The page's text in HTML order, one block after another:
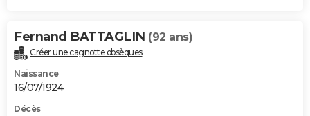
Fernand BATTAGLIN (92 ans)
Créer une cagnotte obsèques
Naissance
16/07/1924
Décès